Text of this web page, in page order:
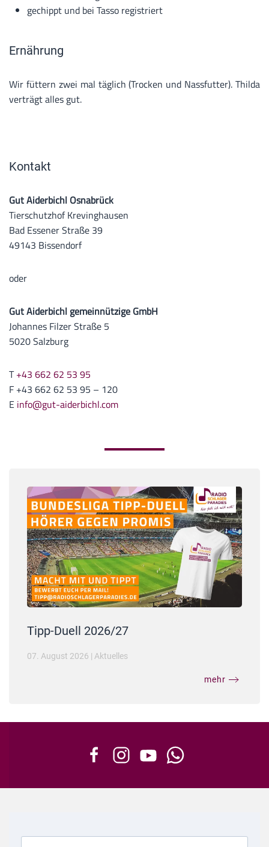
gechippt und bei Tasso registriert
Ernährung
Wir füttern zwei mal täglich (Trocken und Nassfutter). Thilda
verträgt alles gut.
Kontakt
Gut Aiderbichl Osnabrück
Tierschutzhof Krevinghausen
Bad Essener Straße 39
49143 Bissendorf
oder
Gut Aiderbichl gemeinnützige GmbH
Johannes Filzer Straße 5
5020 Salzburg
T+43 662 62 53 95
F +43 662 62 53 95 – 120
E info@gut-aiderbichl.com
Tipp-Duell 2026/27
07. August 2026 | Aktuelles
mehr